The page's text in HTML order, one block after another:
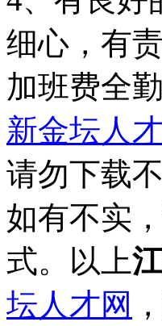
加班费全
新金坛人
请勿下载
如有不实
式。以上
坛人才网